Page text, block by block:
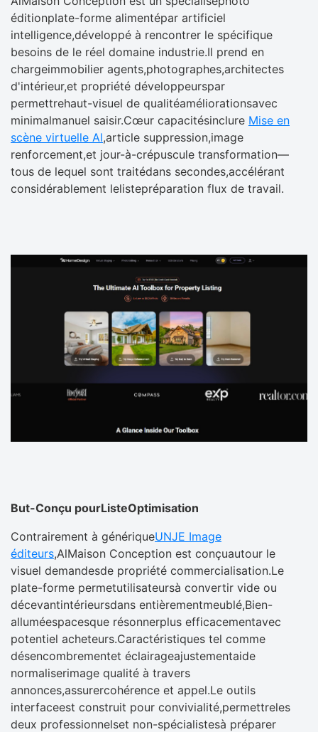
éditionplate-forme alimentépar artificiel
intelligence,développé à rencontrer le spécifique
besoins de le réel domaine industrie.Il prend en
chargeimmobilier agents,photographes,architectes
d'intérieur,et propriété développeurspar
permettrehaut-visuel de qualitéaméliorationsavec
minimalmanuel saisir.Cœur capacitésinclure Mise en
scène virtuelle Al,article suppression,image
renforcement,et jour-à-crépuscule transformation—
tous de lequel sont traitédans secondes,accélérant
considérablement lelistepréparation flux de travail.
But-Conçu pourListeOptimisation
Contrairement à génériqueUNJE Image
éditeurs,AlMaison Conception est conçuautour le
visuel demandesde propriété commercialisation.Le
plate-forme permetutilisateursà convertir vide ou
décevantintérieursdans entièrementmeublé,Bien-
alluméespacesque résonnerplus efficacementavec
potentiel acheteurs.Caractéristiques tel comme
désencombrementet éclairageajustementaide
normaliserimage qualité à travers
annonces,assurercohérence et appel.Le outils
interfaceest construit pour convivialité,permettreles
deux professionnelset non-spécialistesà préparer